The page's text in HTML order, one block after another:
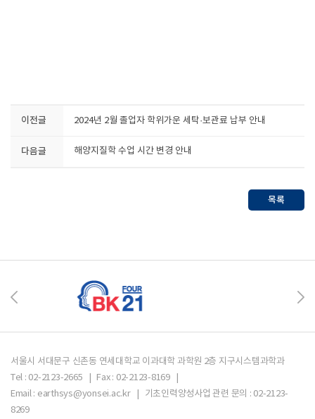
이전글 2024년 2월 졸업자 학위가운 세탁·보관료 납부 안내
다음글 해양지질학 수업 시간 변경 안내
목록
서울시 서대문구 신촌동 연세대학교 이과대학 과학원 2층 지구시스템과학과
Tel : 02-2123-2665 | Fax : 02-2123-8169 |
Email : earthsys@yonsei.ac.kr | 기초인력양성사업 관련 문의 : 02-2123-
8269